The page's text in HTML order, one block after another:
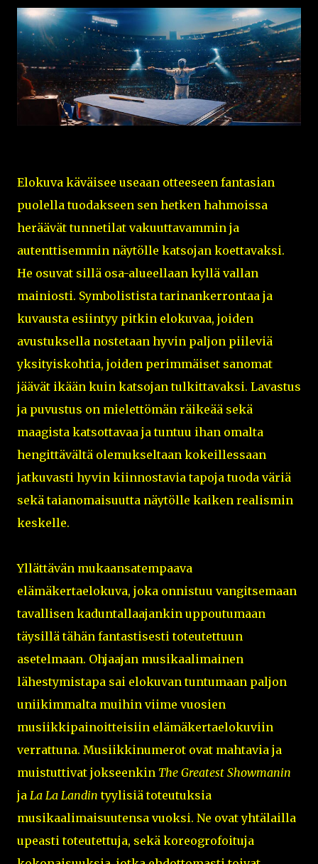
Elokuva käväisee useaan otteeseen fantasian
puolella tuodakseen sen hetken hahmoissa
heräävät tunnetilat vakuuttavammin ja
autenttisemmin näytölle katsojan koettavaksi.
He osuvat sillä osa-alueellaan kyllä vallan
mainiosti. Symbolistista tarinankerrontaa ja
kuvausta esiintyy pitkin elokuvaa, joiden
avustuksella nostetaan hyvin paljon piileviä
yksityiskohtia, joiden perimmäiset sanomat
jäävät ikään kuin katsojan tulkittavaksi. Lavastus
ja puvustus on mielettömän räikeää sekä
maagista katsottavaa ja tuntuu ihan omalta
hengittävältä olemukseltaan kokeillessaan
jatkuvasti hyvin kiinnostavia tapoja tuoda väriä
sekä taianomaisuutta näytölle kaiken realismin
keskelle.
Yllättävän mukaansatempaava
elämäkertaelokuva, joka onnistuu vangitsemaan
tavallisen kaduntallaajankin uppoutumaan
täysillä tähän fantastisesti toteutettuun
asetelmaan. Ohjaajan musikaalimainen
lähestymistapa sai elokuvan tuntumaan paljon
uniikimmalta muihin viime vuosien
musiikkipainoitteisiin elämäkertaelokuviin
verrattuna. Musiikkinumerot ovat mahtavia ja
muistuttivat jokseenkin The Greatest Showmanin
ja La La Landin tyylisiä toteutuksia
musikaalimaisuutensa vuoksi. Ne ovat yhtälailla
upeasti toteutettuja, sekä koreogrofoituja